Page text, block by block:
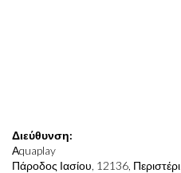
Διεύθυνση:
Αquaplay
Πάροδος Ιασίου, 12136, Περιστέρι